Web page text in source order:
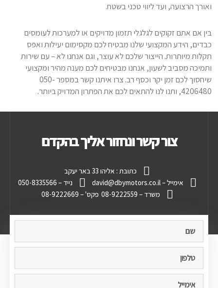
ואורך הרצועה, ועד ליווי טכני בשטח.
בין אם אתם זקוקים לגלגלי תזמון מדויקים או למערכות לעומסים
כבדים, הידע המקצועי שלנו מבטיח לכם מקסימום יעילות ואפס
תקלות מיותרות. הייצור שלכם לא עוצר, וגם אנחנו לא – עם שירות
ותמיכה מסביב לשעון, אנחנו מבטיחים לכם מענה מהיר ומקצועי
שיחסוך לכם זמן יקר וכסף רב. צרו איתנו קשר במספר 050-
4206480, ותנו לנו להתאים לכם את הפתרון המדויק ביותר.
צור קשר ונחזור אליך בהקדם
כתובת : אליהו 33 באר יעקב
אימייל – david@dbymotors.co.il
נייד – 050-8335566
משרד – 08-9222559
פקס' – 08-9222669